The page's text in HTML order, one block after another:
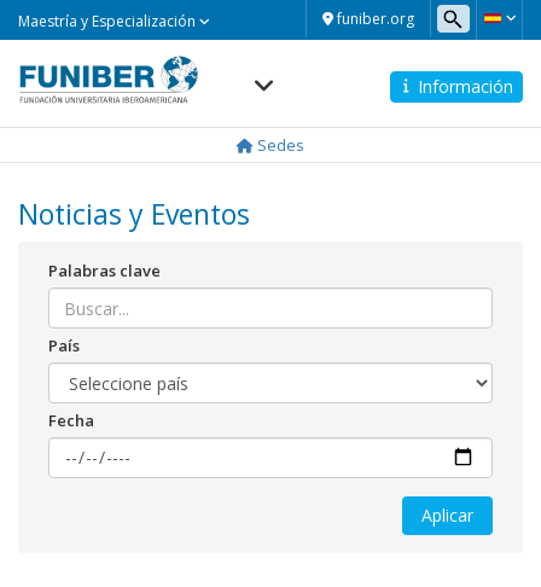
funiber.org
Maestría y Especialización
Información
Sedes
Noticias y Eventos
Palabras clave
País
Fecha